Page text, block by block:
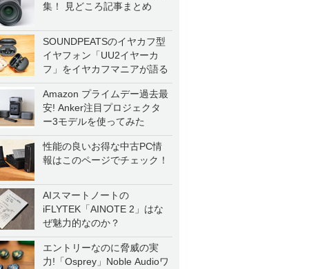
集！ 見どころ記事まとめ
SOUNDPEATSのイヤカフ型
イヤフォン「UU2イヤーカ
フ」をイヤカフマニアが語る
Amazon プライムデー過去最
安! Anker注目プロジェクタ
ー3モデルを使ってみた
性能の良いお得な中古PC情
報はこのページでチェック！
AIスマートノートの
iFLYTEK「AINOTE 2」はな
ぜ魅力的なのか？
エントリーなのに脅威の実
力!「Osprey」Noble Audioワ